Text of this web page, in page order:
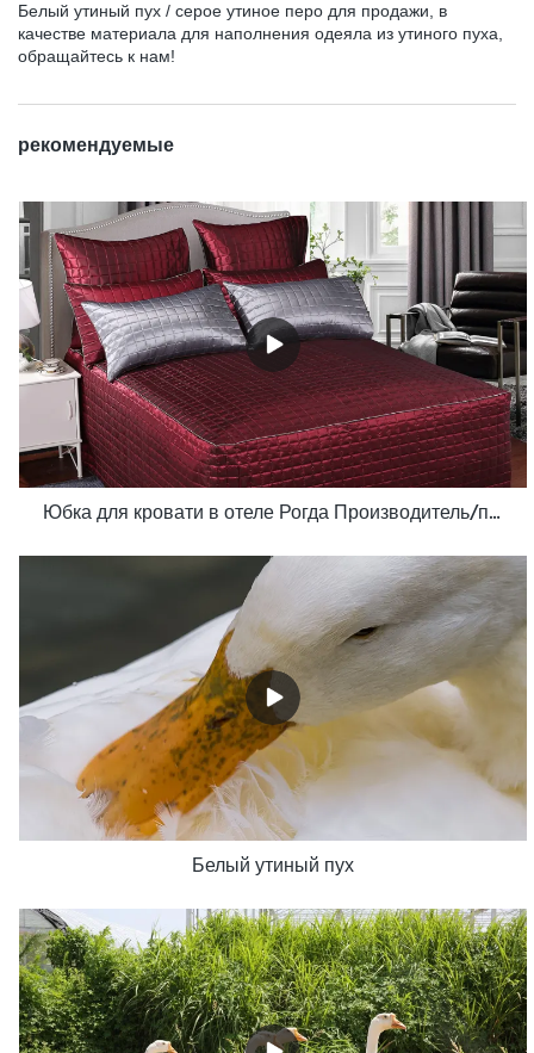
Белый утиный пух / серое утиное перо для продажи, в
качестве материала для наполнения одеяла из утиного пуха,
обращайтесь к нам!
рекомендуемые
Юбка для кровати в отеле Рогда Производитель/поставщик Rd-Hf-006
Белый утиный пух